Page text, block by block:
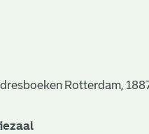
Rotterdam,